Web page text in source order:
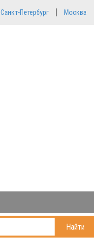
Санкт-Петербург Москва
Найти